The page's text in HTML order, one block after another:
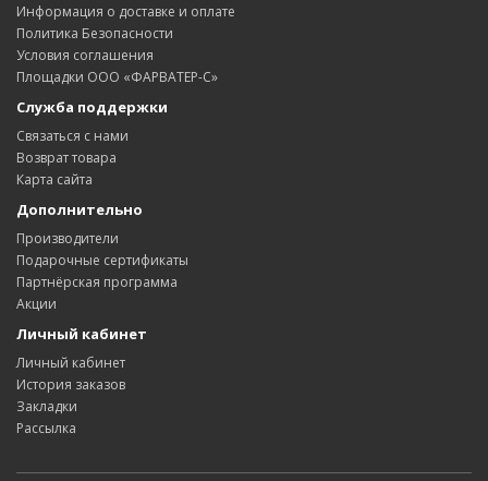
Информация о доставке и оплате
Политика Безопасности
Условия соглашения
Площадки ООО «ФАРВАТЕР-С»
Служба поддержки
Связаться с нами
Возврат товара
Карта сайта
Дополнительно
Производители
Подарочные сертификаты
Партнёрская программа
Акции
Личный кабинет
Личный кабинет
История заказов
Закладки
Рассылка